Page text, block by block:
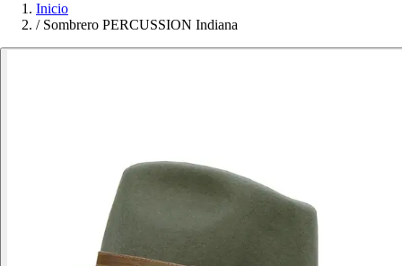
Inicio
/ Sombrero PERCUSSION Indiana